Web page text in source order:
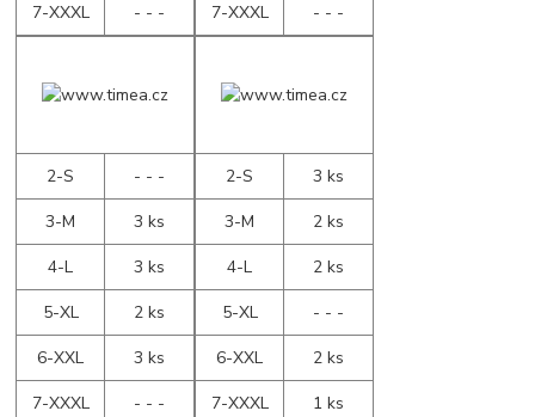
7-XXXL
- - -
7-XXXL
- - -
2-S
- - -
3-M
3 ks
4-L
3 ks
5-XL
2 ks
6-XXL
3 ks
7-XXXL
- - -
2-S
3 ks
3-M
2 ks
4-L
2 ks
5-XL
- - -
6-XXL
2 ks
7-XXXL
1 ks